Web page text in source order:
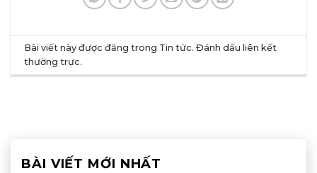
Bài viết này được đăng trong Tin tức. Đánh dấuliên kết
thường trực.
BÀI VIẾT MỚI NHẤT